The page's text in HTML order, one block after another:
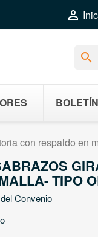

search
BOLETÍN
con respaldo en
TIPO
Convenio